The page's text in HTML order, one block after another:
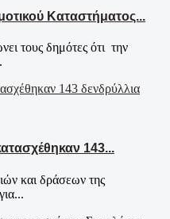
Καταστήματος...
τους δημότες ότι την
143...
και δράσεων της